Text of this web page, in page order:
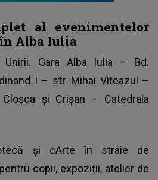
al evenimentelor
în Alba Iulia
Gara Alba Iulia – Bd.
I – str. Mihai Viteazul –
și Crișan – Catedrala
și cArte în straie de
copii, expoziții, atelier de